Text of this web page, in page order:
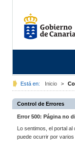
Está en: Inicio >
Control de Errores
Error 500: Página no
Lo sentimos, el portal
puede ocurrir por varios